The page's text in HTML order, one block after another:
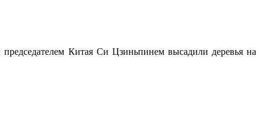
Китая Си Цзиньпинем высадили деревья на